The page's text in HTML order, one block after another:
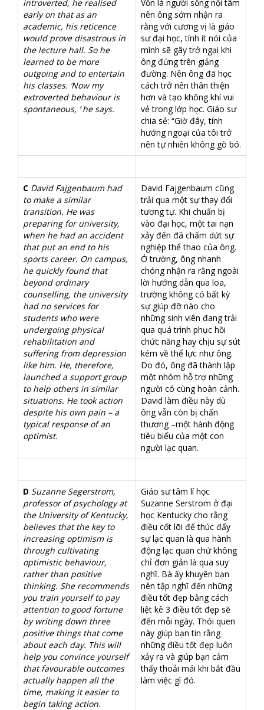
introverted, he realised
early on that as an
academic, his reticence
would prove disastrous in
the lecture hall. So he
learned to be more
outgoing and to entertain
his classes. ‘Now my
extroverted behaviour is
spontaneous, ‘ he says.
Vốn là người sống nội tâm
nên ông sớm nhận ra
rằng với cương vị là giáo
sư đại học, tính ít nói của
mình sẽ gây trở ngại khi
ông đứng trên giảng
đường. Nên ông đã học
cách trở nên thân thiện
hơn và tạo không khí vui
vẻ trong lớp học. Giáo sư
chia sẻ: “Giờ đây, tính
hướng ngoại của tôi trở
nên tự nhiên không gò bó.
C David Fajgenbaum had
to make a similar
transition. He was
preparing for university,
when he had an accident
that put an end to his
sports career. On campus,
he quickly found that
beyond ordinary
counselling, the university
had no services for
students who were
undergoing physical
rehabilitation and
suffering from depression
like him. He, therefore,
launched a support group
to help others in similar
situations. He took action
despite his own pain – a
typical response of an
optimist.
David Fajgenbaum cũng
trải qua một sự thay đổi
tương tự. Khi chuẩn bị
vào đại học, một tai nạn
xảy đến đã chấm dứt sự
nghiệp thể thao của ông.
Ở trường, ông nhanh
chóng nhận ra rằng ngoài
lời hướng dẫn qua loa,
trường không có bất kỳ
sự giúp đỡ nào cho
những sinh viên đang trải
qua quá trình phục hồi
chức năng hay chịu sự sút
kém về thể lực như ông.
Do đó, ông đã thành lập
một nhóm hỗ trợ những
người có cùng hoàn cảnh.
David làm điều này dù
ông vẫn còn bị chấn
thương –một hành động
tiêu biểu của một con
người lạc quan.
D Suzanne Segerstrom,
professor of psychology at
the University of Kentucky,
believes that the key to
increasing optimism is
through cultivating
optimistic behaviour,
rather than positive
thinking. She recommends
you train yourself to pay
attention to good fortune
by writing down three
positive things that come
about each day. This will
help you convince yourself
that favourable outcomes
actually happen all the
time, making it easier to
begin taking action.
Giáo sư tâm lí học
Suzanne Serstrom ở đại
học Kentucky cho rằng
điều cốt lõi để thúc đẩy
sự lạc quan là qua hành
động lạc quan chứ không
chỉ đơn giản là qua suy
nghĩ. Bà ấy khuyên bạn
nên tập nghĩ đến những
điều tốt đẹp bằng cách
liệt kê 3 điều tốt đẹp sẽ
đến mỗi ngày. Thói quen
này giúp bạn tin rằng
những điều tốt đẹp luôn
xảy ra và giúp bạn cảm
thấy thoải mái khi bắt đầu
làm việc gì đó.